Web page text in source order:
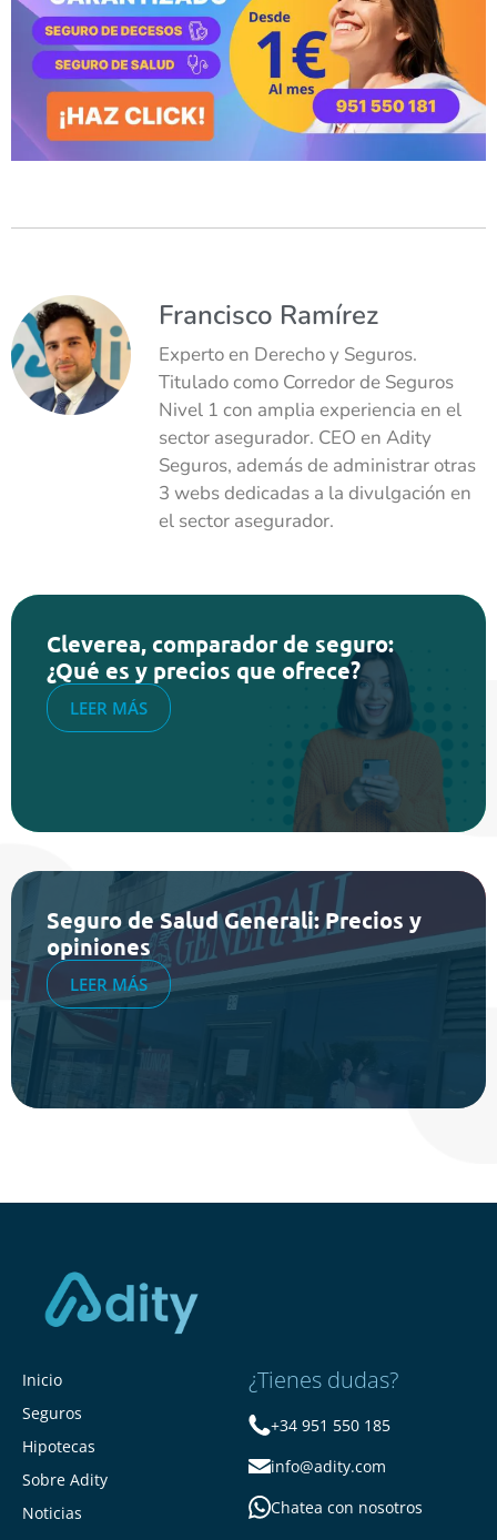
Francisco Ramírez
Experto en Derecho y Seguros.
Titulado como Corredor de Seguros
Nivel 1 con amplia experiencia en el
sector asegurador. CEO en Adity
Seguros, además de administrar otras
3 webs dedicadas a la divulgación en
el sector asegurador.
Cleverea, comparador de seguro:
¿Qué es y precios que ofrece?
LEER MÁS
Seguro de Salud Generali: Precios y
opiniones
LEER MÁS
Inicio
Seguros
Hipotecas
Sobre Adity
Noticias
¿Tienes dudas?
+34 951 550 185
info@adity.com
Chatea con nosotros